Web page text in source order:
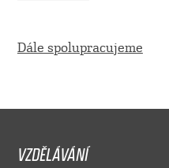
Dále spolupracujeme
VZDĚLÁVÁNÍ